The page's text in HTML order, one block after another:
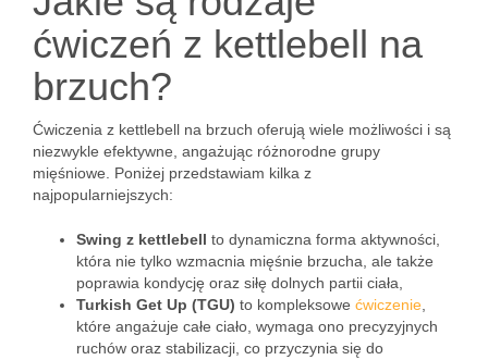
ćwiczeń z kettlebell na
brzuch?
Ćwiczenia z kettlebell na brzuch oferują wiele możliwości i są
niezwykle efektywne, angażując różnorodne grupy
mięśniowe. Poniżej przedstawiam kilka z
najpopularniejszych:
Swing z kettlebell to dynamiczna forma aktywności,
która nie tylko wzmacnia mięśnie brzucha, ale także
poprawia kondycję oraz siłę dolnych partii ciała,
Turkish Get Up (TGU) to kompleksowe ćwiczenie
które angażuje całe ciało, wymaga ono precyzyjnych
ruchów oraz stabilizacji, co przyczynia się do